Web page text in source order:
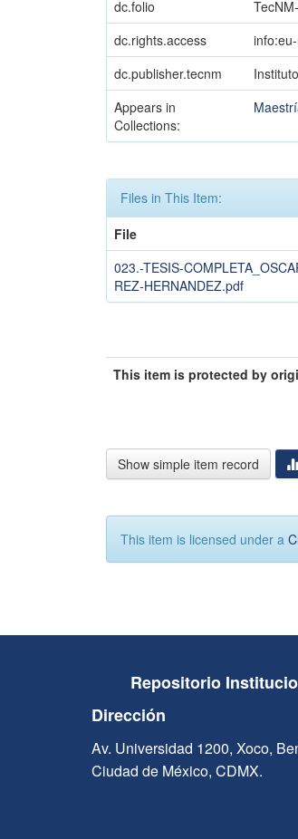
dc.folio
dc.rights.access
dc.publisher.tecnm
Appears in
Collections:
Files in This Item:
File
023.-TESIS-
REZ-HERNANDEZ.pdf
This item is protected by
Show simple item record
This item is licensed under a
Repositorio
Dirección
Av. Universidad 1200, Xoco,
Ciudad de México, CDMX.